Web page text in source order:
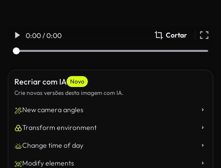
0:00 / 0:00 Cortar
Recriar com IA Novo
Crie novas versões desta imagem com IA.
New camera angles
Transform environment
Change time of day
Modify elements